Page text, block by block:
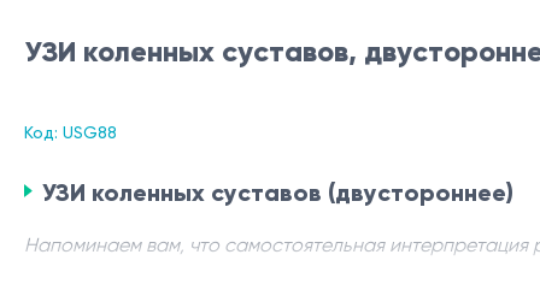
УЗИ коленных суставов,
Код: USG88
УЗИ коленных суставов (двустороннее)
Напоминаем вам, что самостоятельная